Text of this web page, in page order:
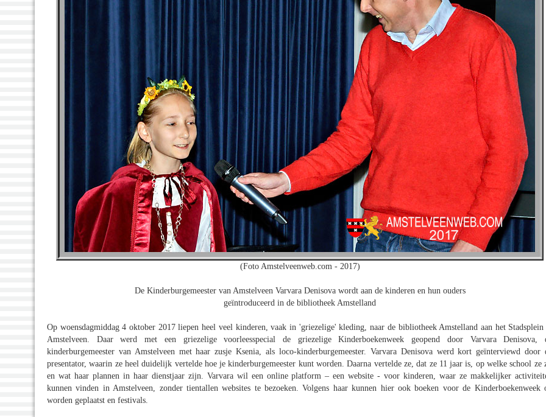
(Foto Amstelveenweb.com - 2017)
De Kinderburgemeester van Amstelveen Varvara Denisova wordt aan de kinderen en hun ouders
geïntroduceerd in de bibliotheek Amstelland
Op woensdagmiddag 4 oktober 2017 liepen heel veel kinderen, vaak in 'griezelige' kleding, naar de bibliotheek Amstelland aan het Stadsplein
Amstelveen. Daar werd met een griezelige voorleesspecial de griezelige Kinderboekenweek geopend door Varvara Denisova,
kinderburgemeester van Amstelveen met haar zusje Ksenia, als loco-kinderburgemeester. Varvara Denisova werd kort geïnterviewd door
presentator, waarin ze heel duidelijk vertelde hoe je kinderburgemeester kunt worden. Daarna vertelde ze, dat ze 11 jaar is, op welke school ze
en wat haar plannen in haar dienstjaar zijn. Varvara wil een online platform – een website - voor kinderen, waar ze makkelijker
kunnen vinden in Amstelveen, zonder tientallen websites te bezoeken. Volgens haar kunnen hier ook boeken voor de Kinderboekenweek
worden geplaatst en festivals.